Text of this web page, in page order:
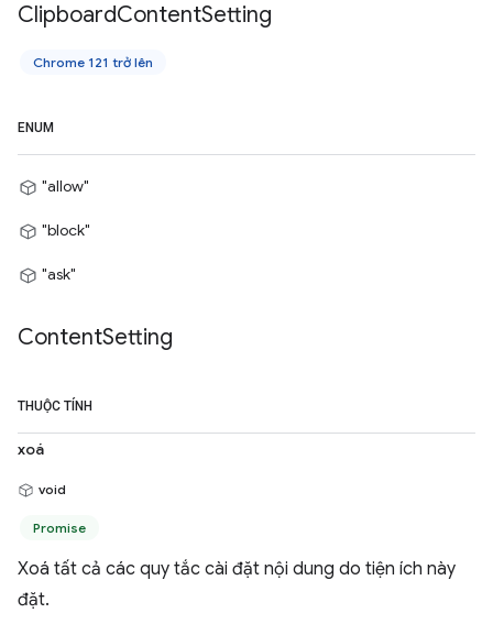
ClipboardContentSetting
Chrome 121 trở lên
ENUM
"allow"
"block"
"ask"
ContentSetting
THUỘC TÍNH
xoá
void
Promise
Xoá tất cả các quy tắc cài đặt nội dung do tiện ích này
đặt.